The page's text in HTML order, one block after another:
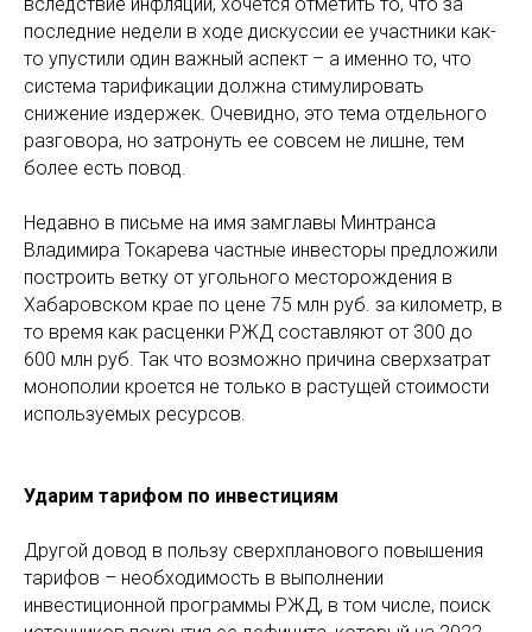
последние недели в ходе дискуссии ее участники как-
то упустили один важный аспект – а именно то, что
система тарификации должна стимулировать
снижение издержек. Очевидно, это тема отдельного
разговора, но затронуть ее совсем не лишне, тем
более есть повод.
Недавно в письме на имя замглавы Минтранса
Владимира Токарева частные инвесторы предложили
построить ветку от угольного месторождения в
Хабаровском крае по цене 75 млн руб. за километр, в
то время как расценки РЖД составляют от 300 до
600 млн руб. Так что возможно причина сверхзатрат
монополии кроется не только в растущей стоимости
используемых ресурсов.
Ударим тарифом по инвестициям
Другой довод в пользу сверхпланового повышения
тарифов – необходимость в выполнении
инвестиционной программы РЖД, в том числе, поиск